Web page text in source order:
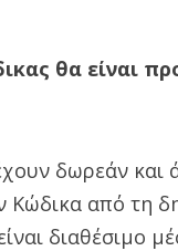
θα είναι
δωρεάν και
από τη
διαθέσιμο